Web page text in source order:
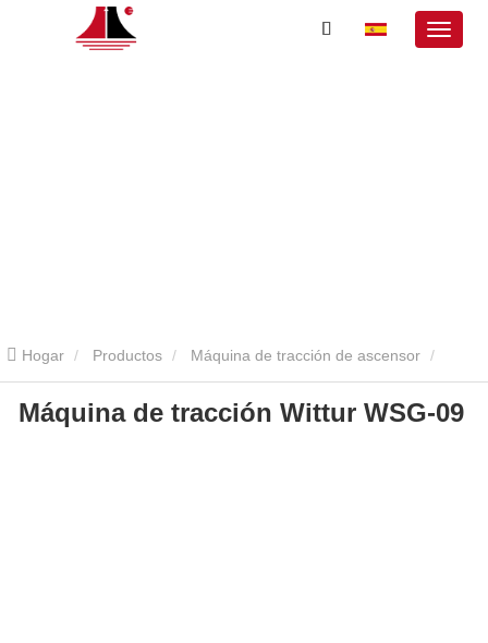
Hogar Productos Máquina de tracción de ascensor
Máquina de tracción de ascensor Wittur Máquina de tracción
Máquina de tracción Wittur WSG-09